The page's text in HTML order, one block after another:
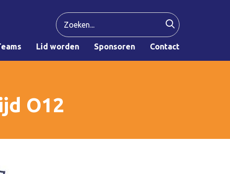
Lid worden Sponsoren Contact
O12